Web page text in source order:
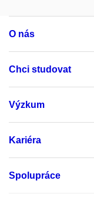
O nás
Chci studovat
Výzkum
Kariéra
Spolupráce